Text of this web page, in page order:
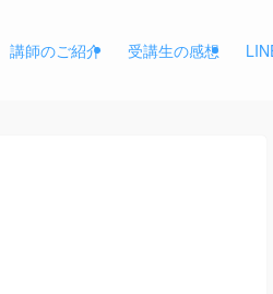
講師のご紹介 受講生の感想